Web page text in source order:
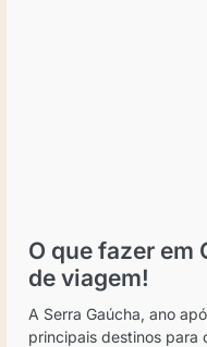
O que fazer em
de viagem!
A Serra Gaúcha, ano
principais destinos para